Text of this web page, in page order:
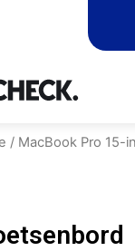
/ MacBook Pro 15-